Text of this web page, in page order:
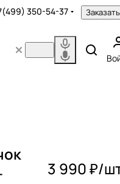
350-54-37
3 990 ₽/